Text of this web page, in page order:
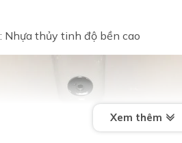
Nhựa thủy tinh độ bền cao
Xem thêm